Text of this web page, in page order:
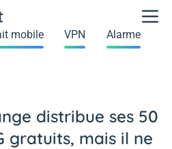
mobile VPN Alarme
distribue ses 50
gratuits, mais il ne